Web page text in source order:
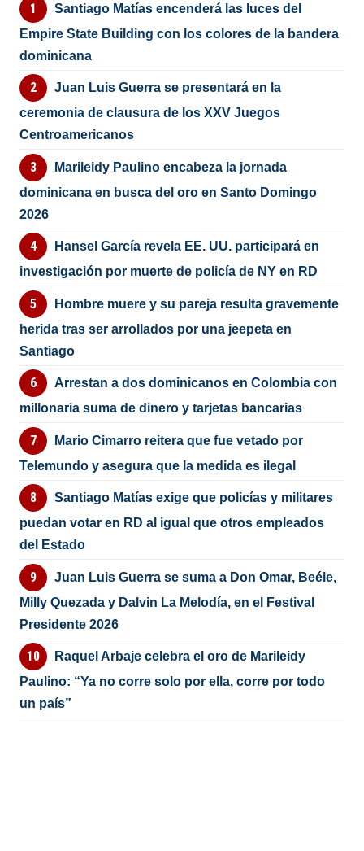
Santiago Matías encenderá las luces del
Empire State Building con los colores de la bandera
dominicana
Juan Luis Guerra se presentará en la
ceremonia de clausura de los XXV Juegos
Centroamericanos
Marileidy Paulino encabeza la jornada
dominicana en busca del oro en Santo Domingo
2026
Hansel García revela EE. UU. participará en
investigación por muerte de policía de NY en RD
Hombre muere y su pareja resulta gravemente
herida tras ser arrollados por una jeepeta en
Santiago
Arrestan a dos dominicanos en Colombia con
millonaria suma de dinero y tarjetas bancarias
Mario Cimarro reitera que fue vetado por
Telemundo y asegura que la medida es ilegal
Santiago Matías exige que policías y militares
puedan votar en RD al igual que otros empleados
del Estado
Juan Luis Guerra se suma a Don Omar, Beéle,
Milly Quezada y Dalvin La Melodía, en el Festival
Presidente 2026
Raquel Arbaje celebra el oro de Marileidy
Paulino: “Ya no corre solo por ella, corre por todo
un país”